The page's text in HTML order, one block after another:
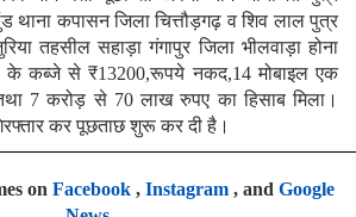
थाना कपासन जिला चित्तौड़गढ़ व शिव लाल पुत्र
तहसील सहाड़ा गंगापुर जिला भीलवाड़ा होना
के कब्जे से ₹13200,रूपये नकद,14 मोबाइल एक
7 करोड़ से 70 लाख रुपए का हिसाब मिला।
कर पूछताछ शुरू कर दी है।
on Facebook, Instagram, and Google